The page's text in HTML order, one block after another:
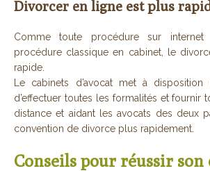
Divorcer en ligne est plus
Comme toute procédure sur
procédure classique en cabinet, le
rapide.
Le cabinets d’avocat met à
d’effectuer toutes les formalités et fournir
distance et aidant les avocats des deux
convention de divorce plus rapidement.
Conseils pour réussir son